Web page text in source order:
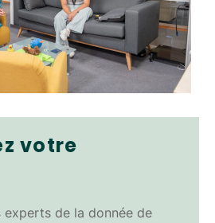
votre
experts de la donnée de